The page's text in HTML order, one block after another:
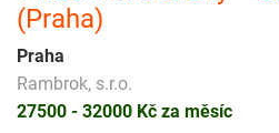
(Praha)
Praha
Rambrok, s.r.o.
27500 - 32000 Kč za měsíc